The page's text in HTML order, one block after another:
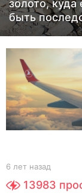
л
е
т
а
з
а
д
золото, куда
быть
b
Y
6 лет назад
е
13983